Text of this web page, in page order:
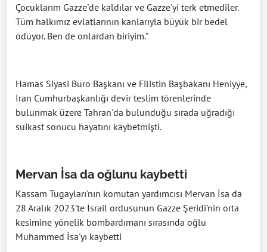
Çocuklarım Gazze'de kaldılar ve Gazze'yi terk etmediler.
Tüm halkımız evlatlarının kanlarıyla büyük bir bedel
ödüyor. Ben de onlardan biriyim."
Hamas Siyasi Büro Başkanı ve Filistin Başbakanı Heniyye,
İran Cumhurbaşkanlığı devir teslim törenlerinde
bulunmak üzere Tahran'da bulunduğu sırada uğradığı
suikast sonucu hayatını kaybetmişti.
Mervan İsa da oğlunu kaybetti
Kassam Tugayları'nın komutan yardımcısı Mervan İsa da
28 Aralık 2023'te İsrail ordusunun Gazze Şeridi'nin orta
kesimine yönelik bombardımanı sırasında oğlu
Muhammed İsa'yı kaybetti